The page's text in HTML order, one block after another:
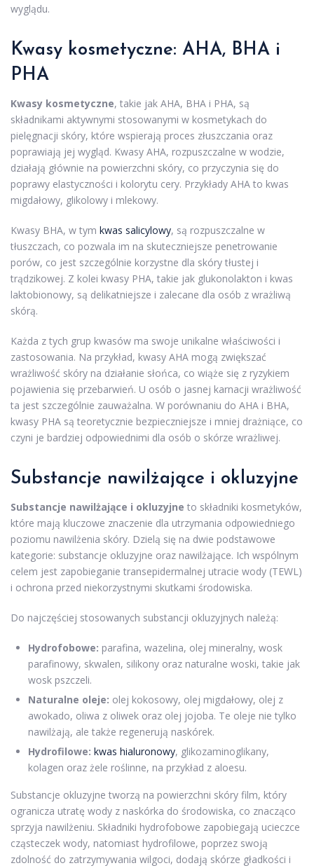
wyglądu.
Kwasy kosmetyczne: AHA, BHA i
PHA
Kwasy kosmetyczne, takie jak AHA, BHA i PHA, są
składnikami aktywnymi stosowanymi w kosmetykach do
pielęgnacji skóry, które wspierają proces złuszczania oraz
poprawiają jej wygląd. Kwasy AHA, rozpuszczalne w wodzie,
działają głównie na powierzchni skóry, co przyczynia się do
poprawy elastyczności i kolorytu cery. Przykłady AHA to kwas
migdałowy, glikolowy i mlekowy.
Kwasy BHA, w tym kwas salicylowy, są rozpuszczalne w
tłuszczach, co pozwala im na skuteczniejsze penetrowanie
porów, co jest szczególnie korzystne dla skóry tłustej i
trądzikowej. Z kolei kwasy PHA, takie jak glukonolakton i kwas
laktobionowy, są delikatniejsze i zalecane dla osób z wrażliwą
skórą.
Każda z tych grup kwasów ma swoje unikalne właściwości i
zastosowania. Na przykład, kwasy AHA mogą zwiększać
wrażliwość skóry na działanie słońca, co wiąże się z ryzykiem
pojawienia się przebarwień. U osób o jasnej karnacji wrażliwość
ta jest szczególnie zauważalna. W porównaniu do AHA i BHA,
kwasy PHA są teoretycznie bezpieczniejsze i mniej drażniące, co
czyni je bardziej odpowiednimi dla osób o skórze wrażliwej.
Substancje nawilżające i okluzyjne
Substancje nawilżające i okluzyjne to składniki kosmetyków,
które mają kluczowe znaczenie dla utrzymania odpowiedniego
poziomu nawilżenia skóry. Dzielą się na dwie podstawowe
kategorie: substancje okluzyjne oraz nawilżające. Ich wspólnym
celem jest zapobieganie transepidermalnej utracie wody (TEWL)
i ochrona przed niekorzystnymi skutkami środowiska.
Do najczęściej stosowanych substancji okluzyjnych należą:
Hydrofobowe: parafina, wazelina, olej mineralny, wosk
parafinowy, skwalen, silikony oraz naturalne woski, takie jak
wosk pszczeli.
Naturalne oleje: olej kokosowy, olej migdałowy, olej z
awokado, oliwa z oliwek oraz olej jojoba. Te oleje nie tylko
nawilżają, ale także regenerują naskórek.
Hydrofilowe: kwas hialuronowy, glikozaminoglikany,
kolagen oraz żele roślinne, na przykład z aloesu.
Substancje okluzyjne tworzą na powierzchni skóry film, który
ogranicza utratę wody z naskórka do środowiska, co znacząco
sprzyja nawilżeniu. Składniki hydrofobowe zapobiegają ucieczce
cząsteczek wody, natomiast hydrofilowe, poprzez swoją
zdolność do zatrzymywania wilgoci, dodają skórze gładkości i